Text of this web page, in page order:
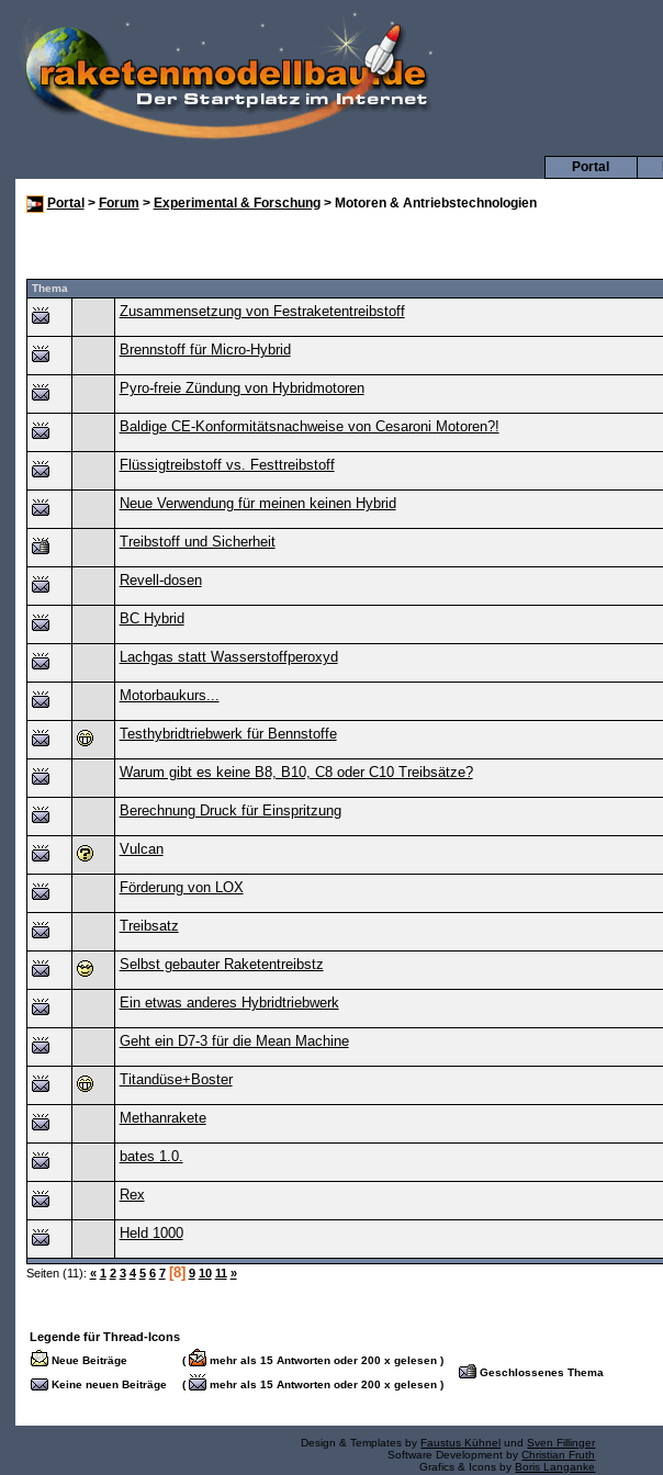
Portal
Portal > Forum > Experimental & Forschung> Motoren & Antriebstechnologien
Thema
Zusammensetzung von Festraketentreibstoff
Brennstoff für Micro-Hybrid
Pyro-freie Zündung von Hybridmotoren
Baldige CE-Konformitätsnachweise von Cesaroni Motoren?!
Flüssigtreibstoff vs. Festtreibstoff
Neue Verwendung für meinen keinen Hybrid
Treibstoff und Sicherheit
Revell-dosen
BC Hybrid
Lachgas statt Wasserstoffperoxyd
Motorbaukurs...
Testhybridtriebwerk für Bennstoffe
Warum gibt es keine B8, B10, C8 oder C10 Treibsätze?
Berechnung Druck für Einspritzung
Vulcan
Förderung von LOX
Treibsatz
Selbst gebauter Raketentreibstz
Ein etwas anderes Hybridtriebwerk
Geht ein D7-3 für die Mean Machine
Titandüse+Boster
Methanrakete
bates 1.0.
Rex
Held 1000
Seiten (11): « 1 2 3 4 5 6 7 [8] 9 10 11 »
Legende für Thread-Icons
Neue Beiträge (
mehr als 15 Antworten oder 200 x gelesen )
Geschlossenes Thema
Keine neuen Beiträge
( mehr als 15 Antworten oder 200 x gelesen )
Design & Templates by Faustus Kühnel undSven Fillinger
Software Development byChristian Fruth
Grafics & Icons by Boris Langanke